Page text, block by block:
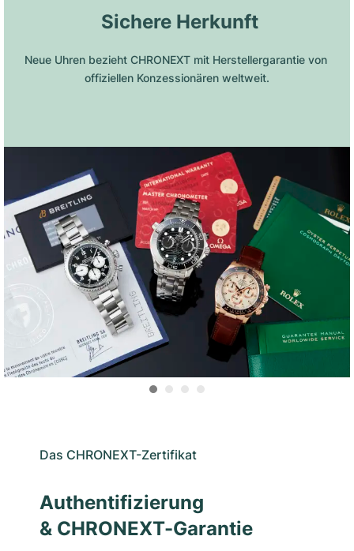
Sichere Herkunft
Neue Uhren bezieht CHRONEXT mit Herstellergarantie von
offiziellen Konzessionären weltweit.
Das CHRONEXT-Zertifikat
Authentifizierung
& CHRONEXT-Garantie